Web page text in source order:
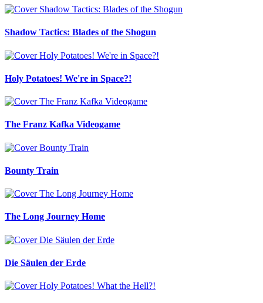
Shadow Tactics: Blades of the Shogun
Holy Potatoes! We're in Space?!
The Franz Kafka Videogame
Bounty Train
The Long Journey Home
Die Säulen der Erde